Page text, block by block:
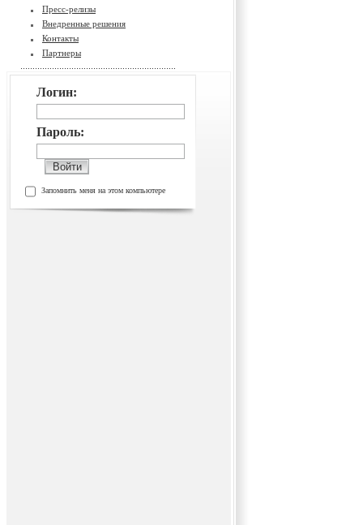
Пресс-релизы
Внедренные решения
Контакты
Партнеры
Логин:
Пароль:
Запомнить меня на этом компьютере